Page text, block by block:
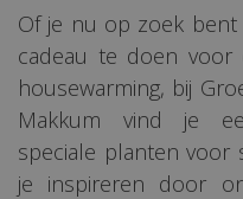
Of je nu op zoek
cadeau te doen voor
housewarming, bij
Makkum vind je
speciale planten voor
je inspireren door